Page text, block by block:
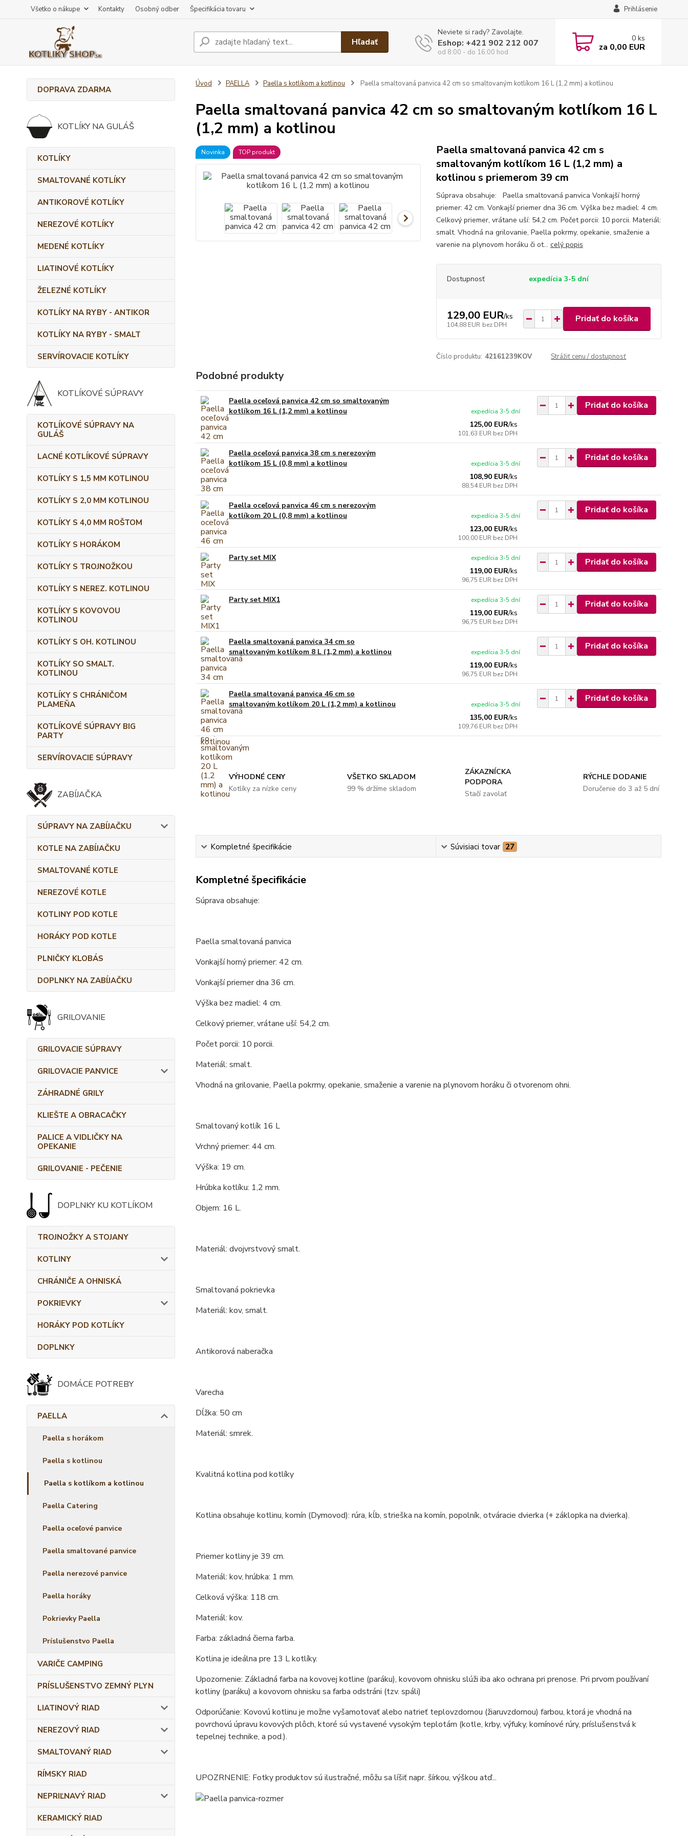
Všetko o nákupe Kontakty Osobný odber Špecifikácia tovaru Prihlásenie
Hľadať
Neviete si rady? Zavolajte.
Eshop: +421 902 212 007
od 8:00 - do 16:00 hod
0 ks
za 0,00 EUR
DOPRAVA ZDARMA
KOTLÍKY NA GULÁŠ
KOTLÍKY
SMALTOVANÉ KOTLÍKY
ANTIKOROVÉ KOTLÍKY
NEREZOVÉ KOTLÍKY
MEDENÉ KOTLÍKY
LIATINOVÉ KOTLÍKY
ŽELEZNÉ KOTLÍKY
KOTLÍKY NA RYBY - ANTIKOR
KOTLÍKY NA RYBY - SMALT
SERVÍROVACIE KOTLÍKY
KOTLÍKOVÉ SÚPRAVY
KOTLÍKOVÉ SÚPRAVY NA
GULÁŠ
LACNÉ KOTLÍKOVÉ SÚPRAVY
KOTLÍKY S 1,5 MM KOTLINOU
KOTLÍKY S 2,0 MM KOTLINOU
KOTLÍKY S 4,0 MM ROŠTOM
KOTLÍKY S HORÁKOM
KOTLÍKY S TROJNOŽKOU
KOTLÍKY S NEREZ. KOTLINOU
KOTLÍKY S KOVOVOU
KOTLINOU
KOTLÍKY S OH. KOTLINOU
KOTLÍKY SO SMALT.
KOTLINOU
KOTLÍKY S CHRÁNIČOM
PLAMEŇA
KOTLÍKOVÉ SÚPRAVY BIG
PARTY
SERVÍROVACIE SÚPRAVY
ZABÍJAČKA
SÚPRAVY NA ZABÍJAČKU
KOTLE NA ZABÍJAČKU
SMALTOVANÉ KOTLE
NEREZOVÉ KOTLE
KOTLINY POD KOTLE
HORÁKY POD KOTLE
PLNIČKY KLOBÁS
DOPLNKY NA ZABÍJAČKU
GRILOVANIE
GRILOVACIE SÚPRAVY
GRILOVACIE PANVICE
ZÁHRADNÉ GRILY
KLIEŠTE A OBRACAČKY
PALICE A VIDLIČKY NA
OPEKANIE
GRILOVANIE - PEČENIE
DOPLNKY KU KOTLÍKOM
TROJNOŽKY A STOJANY
KOTLINY
CHRÁNIČE A OHNISKÁ
POKRIEVKY
HORÁKY POD KOTLÍKY
DOPLNKY
DOMÁCE POTREBY
PAELLA
Paella s horákom
Paella s kotlinou
Paella s kotlíkom a kotlinou
Paella Catering
Paella oceľové panvice
Paella smaltované panvice
Paella nerezové panvice
Paella horáky
Pokrievky Paella
Príslušenstvo Paella
VARIČE CAMPING
PRÍSLUŠENSTVO ZEMNÝ PLYN
LIATINOVÝ RIAD
NEREZOVÝ RIAD
SMALTOVANÝ RIAD
RÍMSKY RIAD
NEPRIĽNAVÝ RIAD
KERAMICKÝ RIAD
Úvod PAELLA Paella s kotlíkom a kotlinou Paella smaltovaná panvica 42 cm so smaltovaným kotlíkom 16 L (1,2 mm) a kotlinou
Paella smaltovaná panvica 42 cm so smaltovaným kotlíkom 16 L
(1,2 mm) a kotlinou
Novinka TOP produkt
Paella smaltovaná panvica 42 cm s
smaltovaným kotlíkom 16 L (1,2 mm) a
kotlinou s priemerom 39 cm
Súprava obsahuje: Paella smaltovaná panvica Vonkajší horný
priemer: 42 cm. Vonkajší priemer dna 36 cm. Výška bez madiel: 4 cm.
Celkový priemer, vrátane uší: 54,2 cm. Počet porcii: 10 porcii. Materiál:
smalt. Vhodná na grilovanie, Paella pokrmy, opekanie, smaženie a
varenie na plynovom horáku či ot... celý popis
Dostupnosť expedícia 3-5 dní
129,00 EUR/ks
104,88 EUR bez DPH
Pridať do košíka
Číslo produktu: 42161239KOV Strážiť cenu / dostupnosť
Podobné produkty
Paella oceľová panvica 42 cm so smaltovaným
kotlíkom 16 L (1,2 mm) a kotlinou
125,00 EUR/ks
101,63 EUR bez DPH
expedícia 3-5 dní
Pridať do košíka
Paella oceľová panvica 38 cm s nerezovým
kotlíkom 15 L (0,8 mm) a kotlinou
108,90 EUR/ks
88,54 EUR bez DPH
expedícia 3-5 dní
Pridať do košíka
Paella oceľová panvica 46 cm s nerezovým
kotlíkom 20 L (0,8 mm) a kotlinou
123,00 EUR/ks
100,00 EUR bez DPH
expedícia 3-5 dní
Pridať do košíka
Party set MIX
119,00 EUR/ks
96,75 EUR bez DPH
expedícia 3-5 dní Pridať do košíka
Party set MIX1
119,00 EUR/ks
96,75 EUR bez DPH
expedícia 3-5 dní Pridať do košíka
Paella smaltovaná panvica 34 cm so
smaltovaným kotlíkom 8 L (1,2 mm) a kotlinou
119,00 EUR/ks
96,75 EUR bez DPH
expedícia 3-5 dní
Pridať do košíka
Paella smaltovaná panvica 46 cm so
smaltovaným kotlíkom 20 L (1,2 mm) a kotlinou
135,00 EUR/ks
109,76 EUR bez DPH
expedícia 3-5 dní
Pridať do košíka
VÝHODNÉ CENY
Kotlíky za nízke ceny
VŠETKO SKLADOM
99 % držíme skladom
ZÁKAZNÍCKA
PODPORA
Stačí zavolať
RÝCHLE DODANIE
Doručenie do 3 až 5 dní
Kompletné špecifikácie Súvisiaci tovar 27
Kompletné špecifikácie
Súprava obsahuje:
Paella smaltovaná panvica
Vonkajší horný priemer: 42 cm.
Vonkajší priemer dna 36 cm.
Výška bez madiel: 4 cm.
Celkový priemer, vrátane uší: 54,2 cm.
Počet porcii: 10 porcii.
Materiál: smalt.
Vhodná na grilovanie, Paella pokrmy, opekanie, smaženie a varenie na plynovom horáku či otvorenom ohni.
Smaltovaný kotlík 16 L
Vrchný priemer: 44 cm.
Výška: 19 cm.
Hrúbka kotlíku: 1,2 mm.
Objem: 16 L.
Materiál: dvojvrstvový smalt.
Smaltovaná pokrievka
Materiál: kov, smalt.
Antikorová naberačka
Varecha
Dĺžka: 50 cm
Materiál: smrek.
Kvalitná kotlina pod kotlíky
Kotlina obsahuje kotlinu, komín (Dymovod): rúra, kĺb, strieška na komín, popolník, otváracie dvierka (+ záklopka na dvierka).
Priemer kotliny je 39 cm.
Materiál: kov, hrúbka: 1 mm.
Celková výška: 118 cm.
Materiál: kov.
Farba: základná čierna farba.
Kotlina je ideálna pre 13 L kotlíky.
Upozornenie: Základná farba na kovovej kotline (paráku), kovovom ohnisku slúži iba ako ochrana pri prenose. Pri prvom používaní
kotliny (paráku) a kovovom ohnisku sa farba odstráni (tzv. spáli)
Odporúčanie: Kovovú kotlinu je možne vyšamotovať alebo natrieť teplovzdornou (žiaruvzdornou) farbou, ktorá je vhodná na
povrchovú úpravu kovových plôch, ktoré sú vystavené vysokým teplotám (kotle, krby, výfuky, komínové rúry, príslušenstvá k
tepelnej technike, a pod.).
UPOZRNENIE: Fotky produktov sú ilustračné, môžu sa líšiť napr. šírkou, výškou atď...